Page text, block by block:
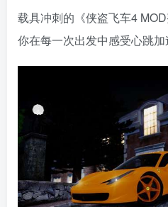
载具冲刺的《侠盗飞车4
你在每一次出发中感受心跳加